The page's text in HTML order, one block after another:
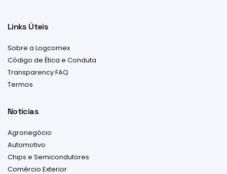
Links Úteis
Sobre a Logcomex
Código de Ética e Conduta
Transparency FAQ
Termos
Notícias
Agronegócio
Automotivo
Chips e Semicondutores
Comércio Exterior